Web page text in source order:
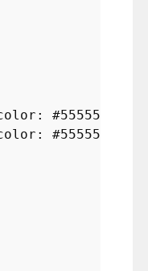
#555555;
#555555;